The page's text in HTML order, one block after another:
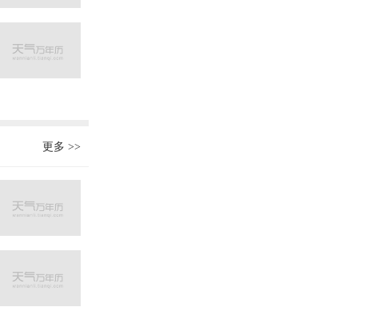
更多 >>